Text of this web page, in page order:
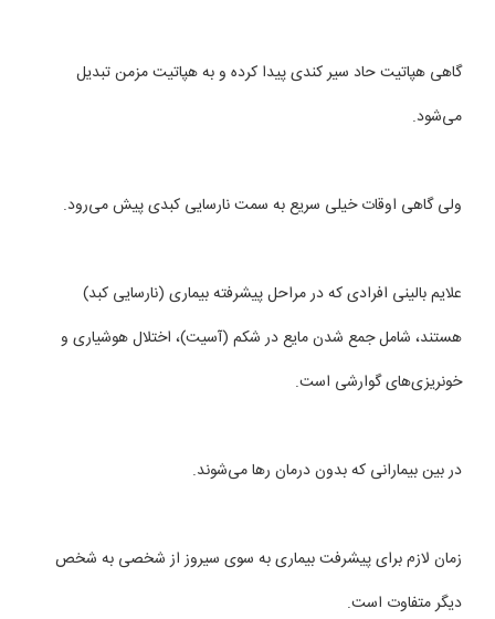
گاهی هپاتیت حاد سیر کندی پیدا كرده و به هپاتیت مزمن تبدیل
می‌شود.
ولی گاهی اوقات خیلی سریع به سمت نارسایی كبدی پیش می‌رود.
علایم بالینی افرادی كه در مراحل پیشرفته بیماری (نارسایی كبد)
هستند، شامل جمع شدن مایع در شكم (آسیت)، اختلال هوشیاری و
خونریزی‌های گوارشی است.
در بین بیمارانی كه بدون درمان رها می‌شوند.
زمان لازم برای پیشرفت بیماری به سوی سیروز از شخصی به شخص
دیگر متفاوت است.